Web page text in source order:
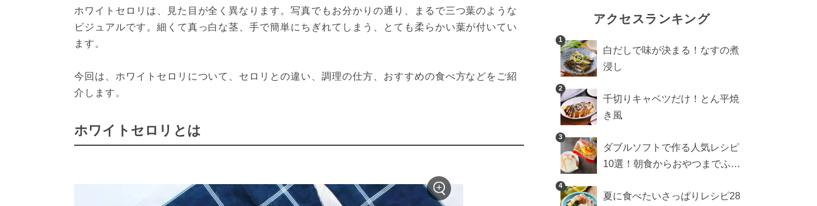
ホワイトセロリは、見た目が全く異なります。写真でもお分かりの通り、まるで三つ葉のような
ビジュアルです。細くて真っ白な茎、手で簡単にちぎれてしまう、とても柔らかい葉が付いてい
ます。
今回は、ホワイトセロリについて、セロリとの違い、調理の仕方、おすすめの食べ方などをご紹
介します。
ホワイトセロリとは
アクセスランキング
1
白だしで味が決まる！なすの煮
浸し
2
千切りキャベツだけ！とん平焼
き風
3
ダブルソフトで作る人気レシピ
10選！朝食からおやつまでふん
4
夏に食べたいさっぱりレシピ28